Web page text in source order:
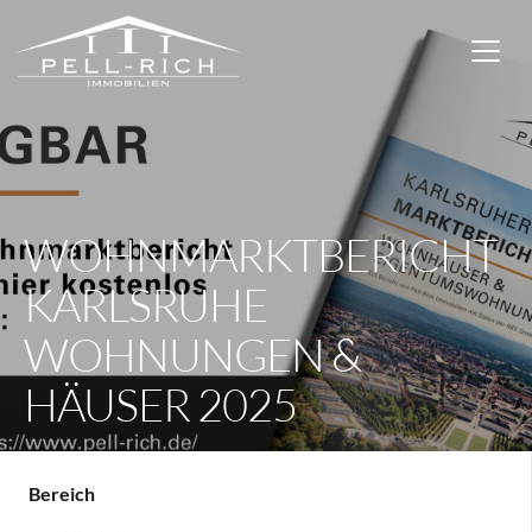
WOHNMARKTBERICHT
KARLSRUHE
WOHNUNGEN &
HÄUSER 2025
Bereich